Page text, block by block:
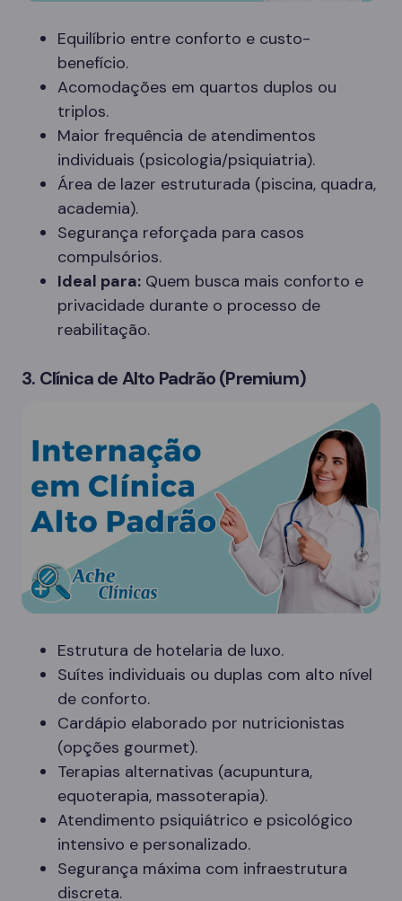
Equilíbrio entre conforto e custo-
benefício.
Acomodações em quartos duplos ou
triplos.
Maior frequência de atendimentos
individuais (psicologia/psiquiatria).
Área de lazer estruturada (piscina, quadra,
academia).
Segurança reforçada para casos
compulsórios.
Ideal para: Quem busca mais conforto e
privacidade durante o processo de
reabilitação.
3. Clínica de Alto Padrão (Premium)
Estrutura de hotelaria de luxo.
Suítes individuais ou duplas com alto nível
de conforto.
Cardápio elaborado por nutricionistas
(opções gourmet).
Terapias alternativas (acupuntura,
equoterapia, massoterapia).
Atendimento psiquiátrico e psicológico
intensivo e personalizado.
Segurança máxima com infraestrutura
discreta.